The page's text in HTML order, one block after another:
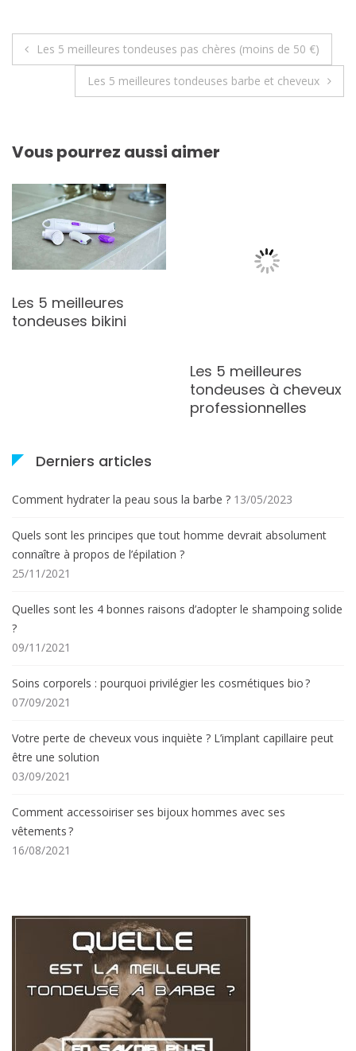
Navigation
Les 5 meilleures tondeuses pas chères (moins de 50 €)
Les 5 meilleures tondeuses barbe et cheveux
Vous pourrez aussi aimer
Les 5 meilleures
tondeuses bikini
Les 5 meilleures
tondeuses à cheveux
professionnelles
Derniers articles
Comment hydrater la peau sous la barbe ? 13/05/2023
Quels sont les principes que tout homme devrait absolument
connaître à propos de l’épilation ?
25/11/2021
Quelles sont les 4 bonnes raisons d’adopter le shampoing solide
?
09/11/2021
Soins corporels : pourquoi privilégier les cosmétiques bio ?
07/09/2021
Votre perte de cheveux vous inquiète ? L’implant capillaire peut
être une solution
03/09/2021
Comment accessoiriser ses bijoux hommes avec ses
vêtements ?
16/08/2021